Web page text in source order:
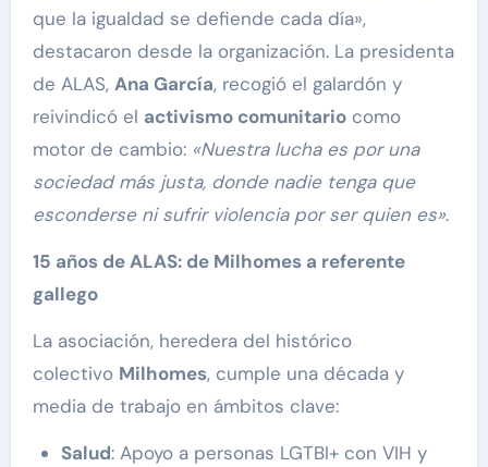
que la igualdad se defiende cada día»,
destacaron desde la organización. La presidenta
de ALAS, Ana García, recogió el galardón y
reivindicó el activismo comunitariocomo
motor de cambio: «Nuestra lucha es por una
sociedad más justa, donde nadie tenga que
esconderse ni sufrir violencia por ser quien es».
15 años de ALAS: de Milhomes a referente
gallego
La asociación, heredera del histórico
colectivo Milhomes, cumple una década y
media de trabajo en ámbitos clave:
Salud: Apoyo a personas LGTBI+ con VIH y